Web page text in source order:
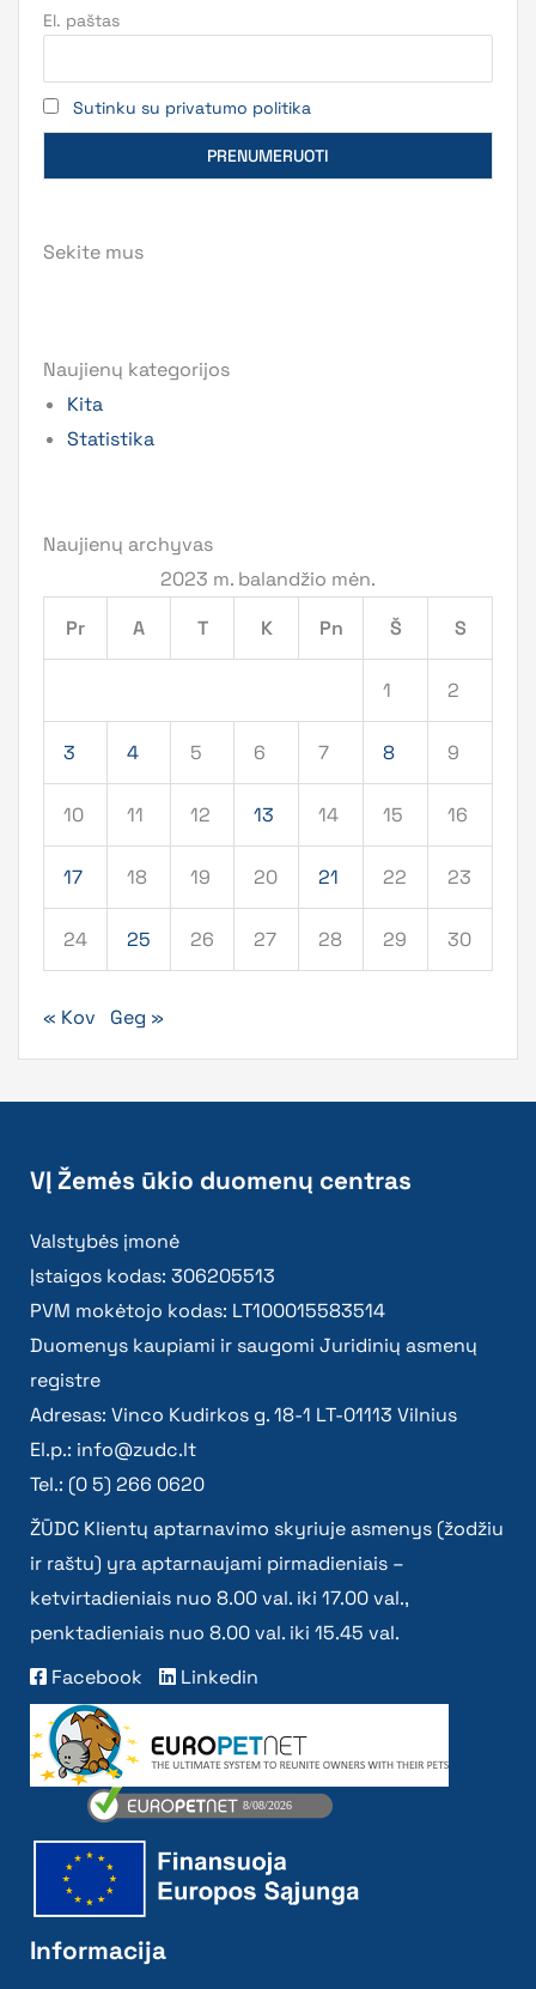
El. paštas
Sutinku su privatumo politika
Sekite mus
Naujienų kategorijos
Kita
Statistika
Naujienų archyvas
2023 m. balandžio mėn.
Pr
A T K Pn Š S
1 2
3 4 5 6 7 8 9
10 11 12 13 14 15 16
17 18 19 20 21 22 23
24 25 26 27 28 29 30
« Kov Geg »
VĮ Žemės ūkio duomenų centras
Valstybės įmonė
Įstaigos kodas: 306205513
PVM mokėtojo kodas: LT100015583514
Duomenys kaupiami ir saugomi Juridinių asmenų
registre
Adresas: Vinco Kudirkos g. 18-1 LT-01113 Vilnius
El.p.: info@zudc.lt
Tel.: (0 5) 266 0620
ŽŪDC Klientų aptarnavimo skyriuje asmenys (žodžiu
ir raštu) yra aptarnaujami pirmadieniais –
ketvirtadieniais nuo 8.00 val. iki 17.00 val.,
penktadieniais nuo 8.00 val. iki 15.45 val.
Facebook
Linkedin
Informacija